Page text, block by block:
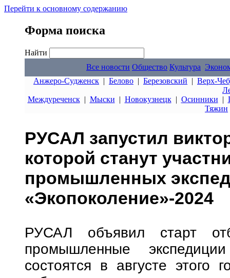
Перейти к основному содержанию
Форма поиска
Найти
Все новости Общество Культура
Анжеро-Судженск | Белово | Березовский | Верх-
Междуреченск| Мыски | Новокузнецк| Осинники |
Тяжин
РУСАЛ запустил
которой станут
промышленных
«Экопоколение»-2024
РУСАЛ объявил старт
промышленные
состоятся в августе этого